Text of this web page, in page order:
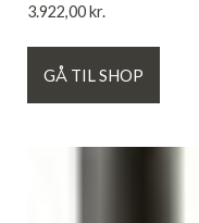
3.922,00kr.
GÅ TIL SHOP